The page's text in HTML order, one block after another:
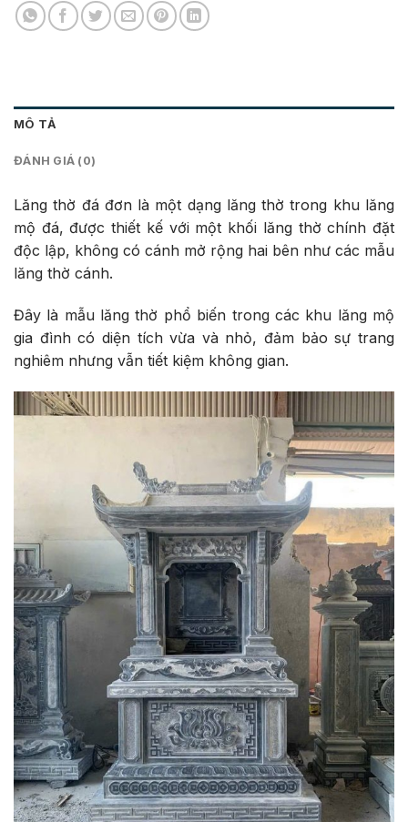
MÔ TẢ
ĐÁNH GIÁ (0)
Lăng thờ đá đơn là một dạng lăng thờ trong khu lăng
mộ đá, được thiết kế với một khối lăng thờ chính đặt
độc lập, không có cánh mở rộng hai bên như các mẫu
lăng thờ cánh.
Đây là mẫu lăng thờ phổ biến trong các khu lăng mộ
gia đình có diện tích vừa và nhỏ, đảm bảo sự trang
nghiêm nhưng vẫn tiết kiệm không gian.